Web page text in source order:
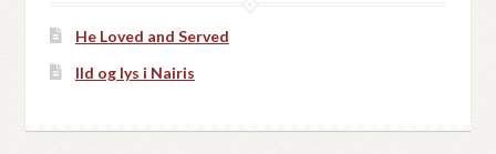
He Loved and Served
Ild og lys i Nairis